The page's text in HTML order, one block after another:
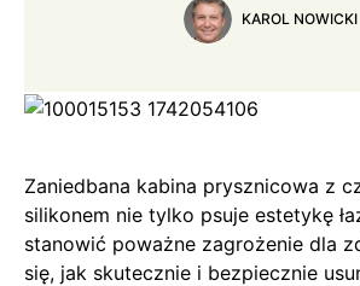
KAROL NOWICKI
Zaniedbana kabina prysznicowa z
silikonem nie tylko psuje estetykę
stanowić poważne zagrożenie dla
się, jak skutecznie i bezpiecznie